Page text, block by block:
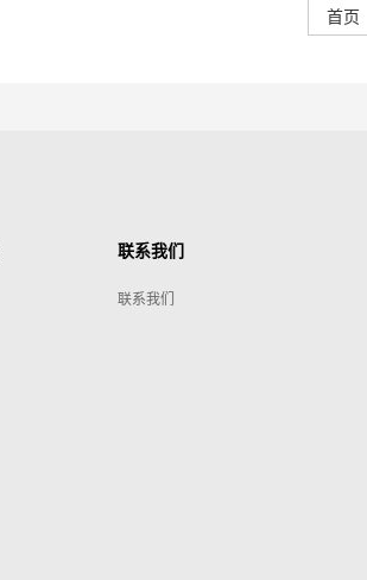
首页
联系我们
联系我们